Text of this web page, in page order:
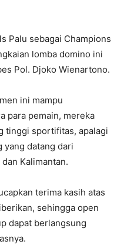
Palu sebagai Champions
lomba domino ini
Pol. Djoko Wienartono.
ini mampu
para pemain, mereka
tinggi sportifitas, apalagi
yang datang dari
Kalimantan.
terima kasih atas
sehingga open
dapat berlangsung